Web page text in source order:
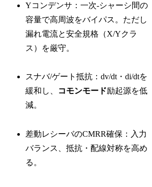
Yコンデンサ：一次-シャーシ間の
容量で高周波をバイパス。ただし
漏れ電流と安全規格（X/Yクラ
ス）を厳守。
スナバ/ゲート抵抗：dv/dt・di/dtを
緩和し、
コモンモード励起源を低
減。
差動レシーバのCMRR確保：入力
バランス、抵抗・配線対称を高め
る。